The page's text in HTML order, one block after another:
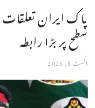
پاک ایران تعلقات
سطح پر بڑا رابطہ
اگست 8, 2026